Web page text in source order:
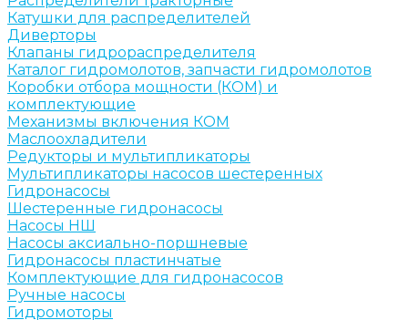
Катушки для распределителей
Диверторы
Клапаны гидрораспределителя
Каталог гидромолотов, запчасти гидромолотов
Коробки отбора мощности (КОМ) и
комплектующие
Механизмы включения КОМ
Маслоохладители
Редукторы и мультипликаторы
Мультипликаторы насосов шестеренных
Гидронасосы
Шестеренные гидронасосы
Насосы НШ
Насосы аксиально-поршневые
Гидронасосы пластинчатые
Комплектующие для гидронасосов
Ручные насосы
Гидромоторы